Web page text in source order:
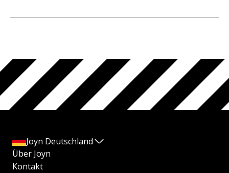
Joyn Deutschland
Über Joyn
Kontakt